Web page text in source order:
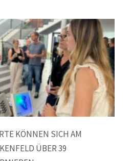
KÖNNEN SICH AM
ÜBER 39